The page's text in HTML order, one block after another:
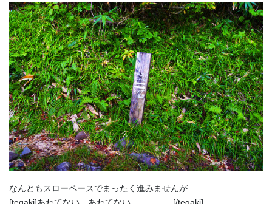
なんともスローペースでまったく進みませんが